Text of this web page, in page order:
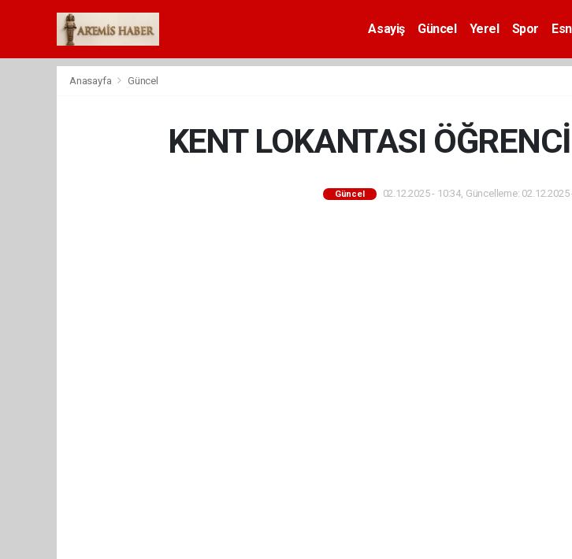
Asayiş Güncel Yerel Spor
Anasayfa Güncel
KENT LOKANTASI
Güncel 02.12.2025 - 10:34, Güncelleme: 02.12.2025